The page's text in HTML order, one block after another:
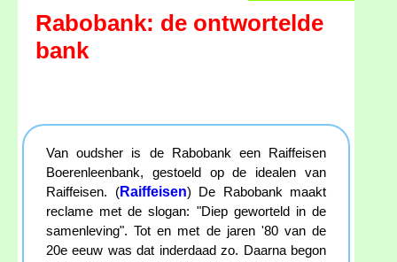
Rabobank: de ontwortelde
bank
Van oudsher is de Rabobank een Raiffeisen
Boerenleenbank, gestoeld op de idealen van
Raiffeisen. (Raiffeisen) De Rabobank maakt
reclame met de slogan: "Diep geworteld in de
samenleving". Tot en met de jaren '80 van de
20e eeuw was dat inderdaad zo. Daarna begon